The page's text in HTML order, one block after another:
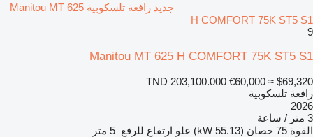
جديد رافعة تلسكوبية Manitou MT 625
H COMFORT 75K ST5 S1
9
Manitou MT 625 H COMFORT 75K ST5 S1
TND 203,100.000 €60,000 ≈ $69,320
رافعة تلسكوبية
2026
3 متر / ساعة
القوة 75 حصان (55.13 kW) علو ارتفاع للرفع 5 متر